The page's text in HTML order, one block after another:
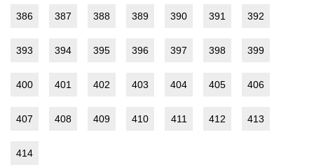
386 387 388 389 390 391 392
393 394 395 396 397 398 399
400 401 402 403 404 405 406
407 408 409 410 411 412 413
414